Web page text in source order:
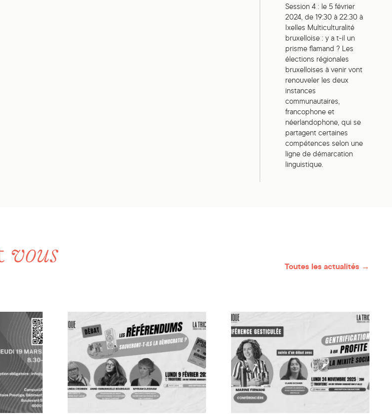
Session 4 : le 5 février
2024, de 19:30 à 22:30 à
Ixelles Multiculturalité
bruxelloise : y a t-il un
prisme flamand ? Les
élections régionales
bruxelloises à venir vont
renouveler les deux
instances
communautaires,
francophone et
néerlandophone, qui se
partagent certaines
compétences selon une
ligne de démarcation
linguistique.
vous
Toutes les actualités →
à la Tricoterie (St-Gilles)
et son monde. Décrypter les mesures du gouvernement ce jeudi 19 mars à Charleroi !
Débat « Les référendums sauveront-ils la démocratie ? » ce lundi 9 février à
Conférence gesticulée «